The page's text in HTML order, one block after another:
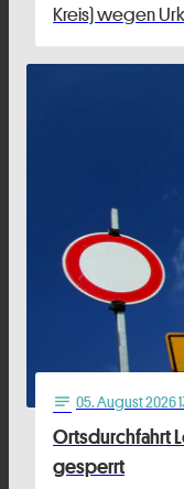
Kreis) wegen
notes 05. August 2026
Ortsdurchfahrt
gesperrt